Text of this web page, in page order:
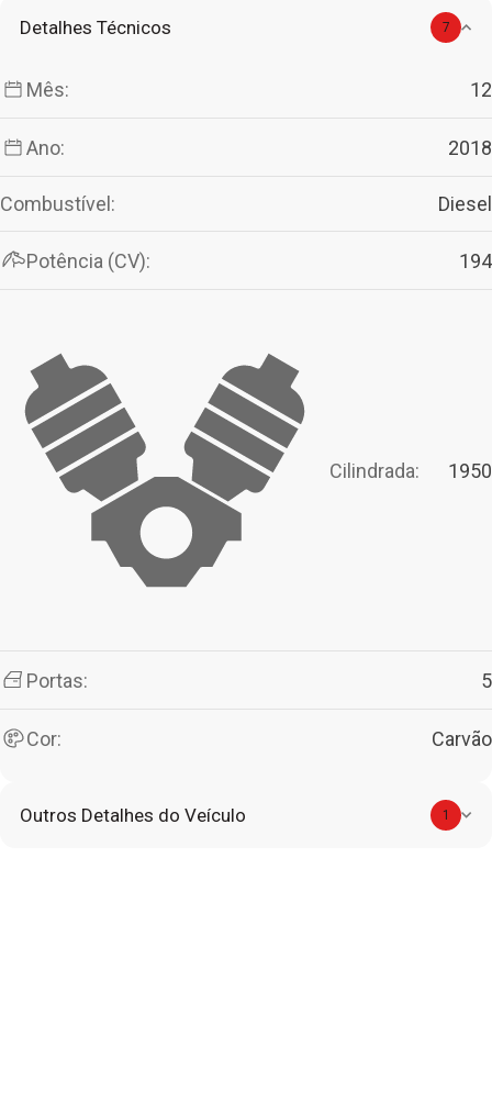
Detalhes Técnicos 7
Mês: 12
Ano: 2018
Combustível: Diesel
Potência (CV): 194
Cilindrada: 1950
Portas: 5
Cor: Carvão
Outros Detalhes do Veículo 1